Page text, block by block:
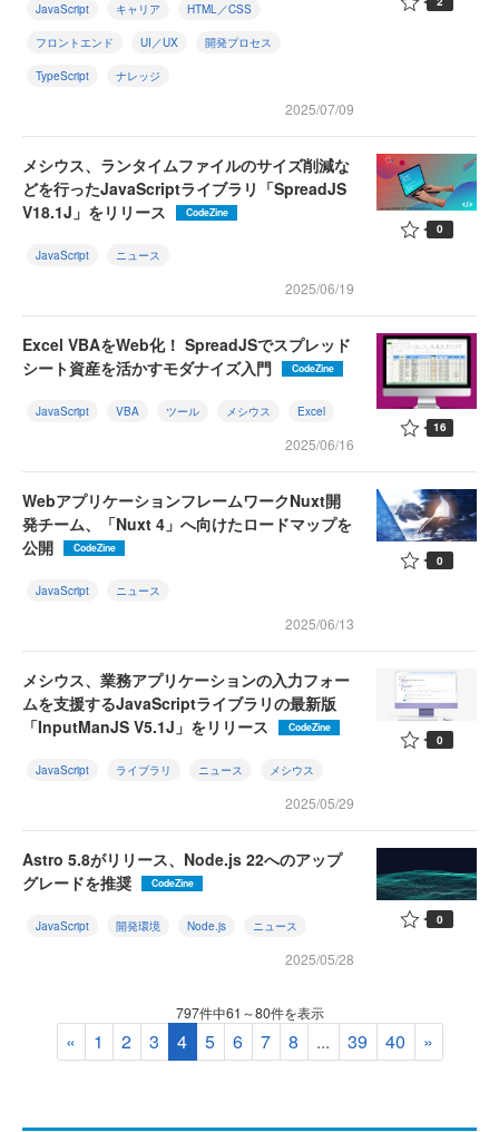
JavaScript キャリア HTML／CSS
フロントエンド UI／UX 開発プロセス
TypeScript ナレッジ
2025/07/09
メシウス、ランタイムファイルのサイズ削減な
どを行ったJavaScriptライブラリ「SpreadJS
V18.1J」をリリース
CodeZine
JavaScript ニュース
2025/06/19
0
Excel VBAをWeb化！ SpreadJSでスプレッド
シート資産を活かすモダナイズ入門
CodeZine
JavaScript VBA ツール メシウス Excel
2025/06/16
16
WebアプリケーションフレームワークNuxt開
発チーム、「Nuxt 4」へ向けたロードマップを
公開
CodeZine
JavaScript ニュース
2025/06/13
0
メシウス、業務アプリケーションの入力フォー
ムを支援するJavaScriptライブラリの最新版
「InputManJS V5.1J」をリリース
CodeZine
JavaScript ライブラリ ニュース メシウス
2025/05/29
0
Astro 5.8がリリース、Node.js 22へのアップ
グレードを推奨
CodeZine
JavaScript 開発環境 Node.js ニュース
2025/05/28
0
797件中61～80件を表示
« 1 2 3 4 5 6 7 8 ... 39 40 »